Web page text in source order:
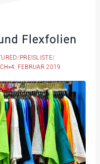
Flexfolien
/PREISLISTE/
4. FEBRUAR 2019